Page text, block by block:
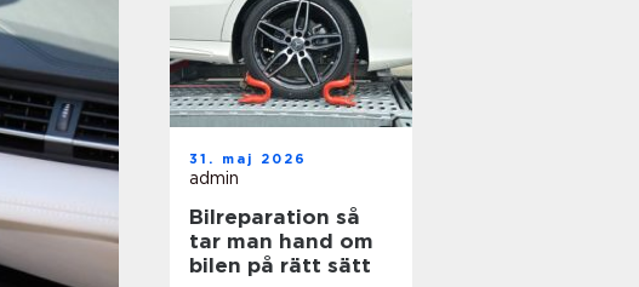
31. maj 2026
admin
Bilreparation så
tar man hand om
bilen på rätt sätt